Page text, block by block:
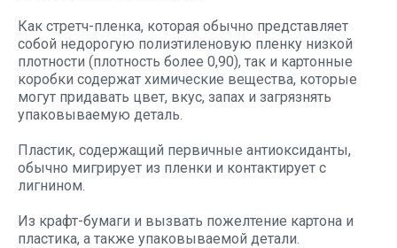
Как стретч-пленка, которая обычно представляет
собой недорогую полиэтиленовую пленку низкой
плотности (плотность более 0,90), так и картонные
коробки содержат химические вещества, которые
могут придавать цвет, вкус, запах и загрязнять
упаковываемую деталь.
Пластик, содержащий первичные антиоксиданты,
обычно мигрирует из пленки и контактирует с
лигнином.
Из крафт-бумаги и вызвать пожелтение картона и
пластика, а также упаковываемой детали.